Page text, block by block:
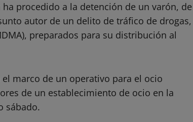
procedido a la detención de un varón, de
autor de un delito de tráfico de drogas,
preparados para su distribución al
marco de un operativo para el ocio
de un establecimiento de ocio en la
sábado.